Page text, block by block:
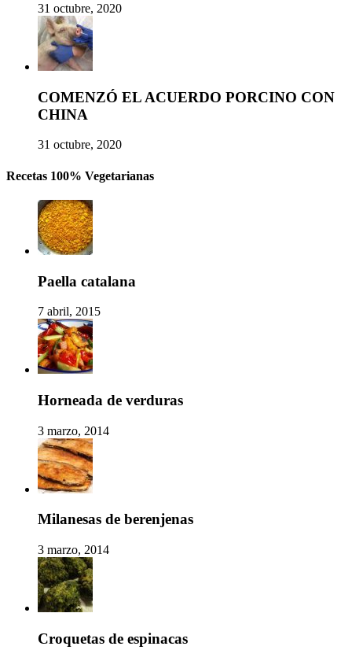
31 octubre, 2020
COMENZÓ EL ACUERDO PORCINO CON
CHINA
31 octubre, 2020
Recetas 100% Vegetarianas
Paella catalana
7 abril, 2015
Horneada de verduras
3 marzo, 2014
Milanesas de berenjenas
3 marzo, 2014
Croquetas de espinacas